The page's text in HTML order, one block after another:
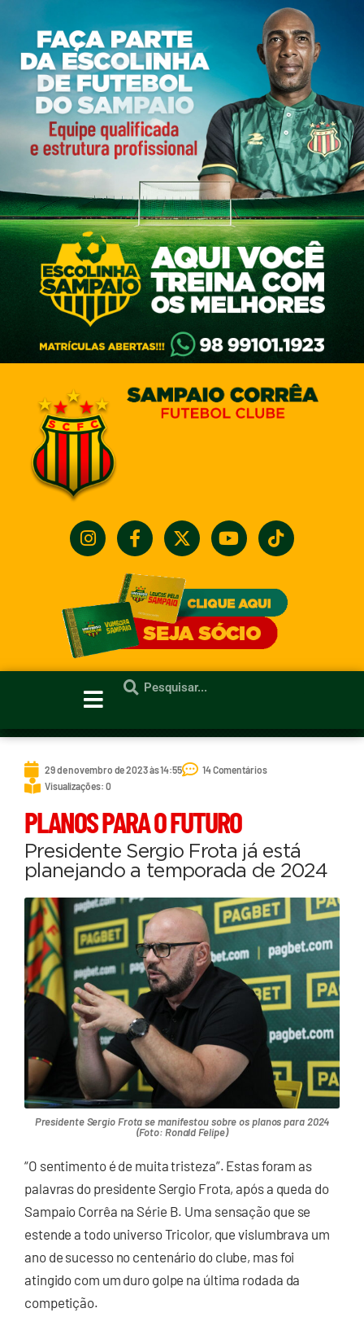
29 de novembro de 2023 às 14:55
14 Comentários
Visualizações: 0
PLANOS PARA O FUTURO
Presidente Sergio Frota já está
planejando a temporada de 2024
Presidente Sergio Frota se manifestou sobre os planos para 2024
(Foto: Ronald Felipe)
“O sentimento é de muita tristeza”. Estas foram as
palavras do presidente Sergio Frota, após a queda do
Sampaio Corrêa na Série B. Uma sensação que se
estende a todo universo Tricolor, que vislumbrava um
ano de sucesso no centenário do clube, mas foi
atingido com um duro golpe na última rodada da
competição.